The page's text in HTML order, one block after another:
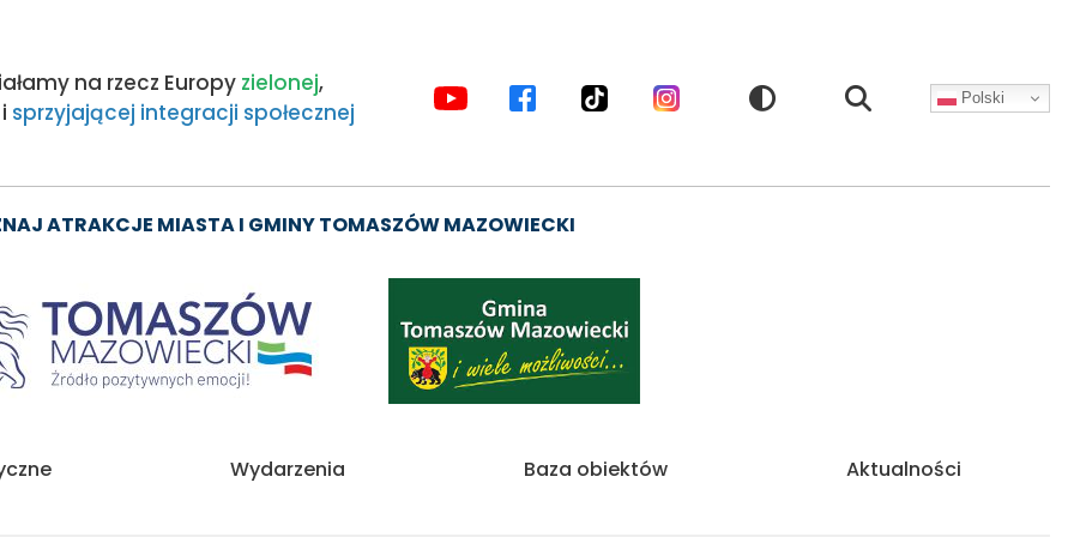
na rzecz Europy zielonej,
i sprzyjającej integracji społecznej
MEDIA
Polski
ATRAKCJE MIASTA I GMINY TOMASZÓW MAZOWIECKI
Wydarzenia Baza obiektów Aktualności